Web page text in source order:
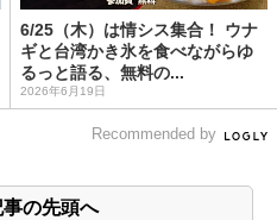
6/25（木）は情シス集合！ ウナ
ギと台湾かき氷を食べながらゆ
るっと語る、無料の...
2026年6月19日
Recommended by
事の先頭へ